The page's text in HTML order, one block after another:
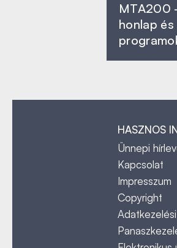
MTA200
honlap és
HASZNOS
Ünnepi
Kapcsolat
Impresszum
Copyright